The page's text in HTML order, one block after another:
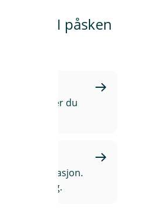
tid. I påsken
Her finner du
vår.
din situasjon.
for deg.